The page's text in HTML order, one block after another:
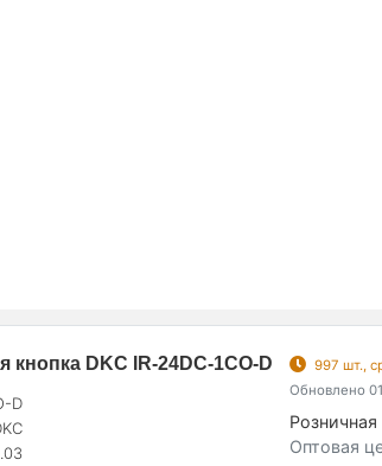
кнопка DKC IR-24DC-1CO-D
D
997 шт.,
Обновлено
Розничная
Оптовая